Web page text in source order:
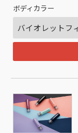
ボディカラー